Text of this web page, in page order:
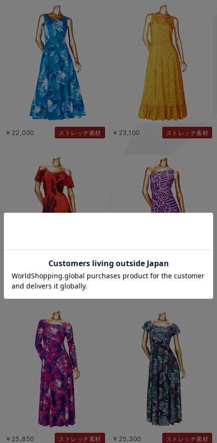
￥22,000 ストレッチ素材 ￥23,100 ストレッチ素材
￥23,100 ストレッチ素材
￥25,850 ストレッチ素材 ￥25,300 ストレッチ素材